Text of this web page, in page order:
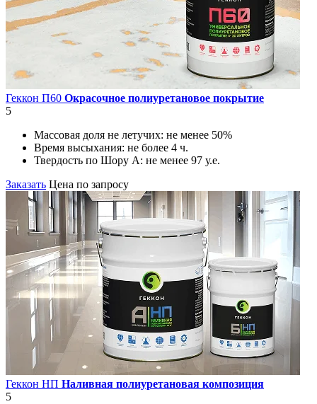
Геккон П60 Окрасочное полиуретановое покрытие
5
Массовая доля не летучих: не менее 50%
Время высыхания: не более 4 ч.
Твердость по Шору А: не менее 97 у.е.
Заказать Цена по запросу
Геккон НП Наливная полиуретановая композиция
5